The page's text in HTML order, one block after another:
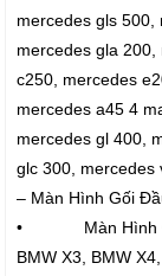
mercedes gls 500,
mercedes gla
c250, mercedes
mercedes a45 4
mercedes gl 400,
glc 300, mercedes
– Màn Hình Gối
• Màn Hình Gối
BMW X3, BMW